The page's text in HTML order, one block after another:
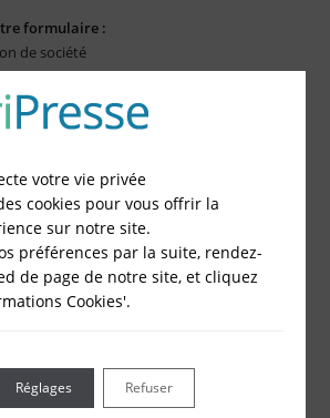
formulaire :
de société
d'activité
votre vie privée
cookies pour vous offrir la
sur notre site.
préférences par la suite, rendez-
de page de notre site, et cliquez
Cookies'.
Refuser
Réglages